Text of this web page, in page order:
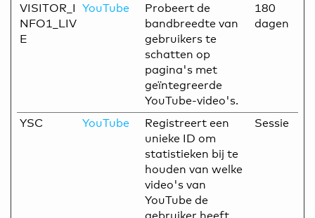
VISITOR_I
NFO1_LIV
E
YouTube
Probeert de
bandbreedte van
gebruikers te
schatten op
pagina's met
geïntegreerde
YouTube-video's.
180
dagen
YSC YouTube
Registreert een
unieke ID om
statistieken bij te
houden van welke
video's van
YouTube de
Sessie